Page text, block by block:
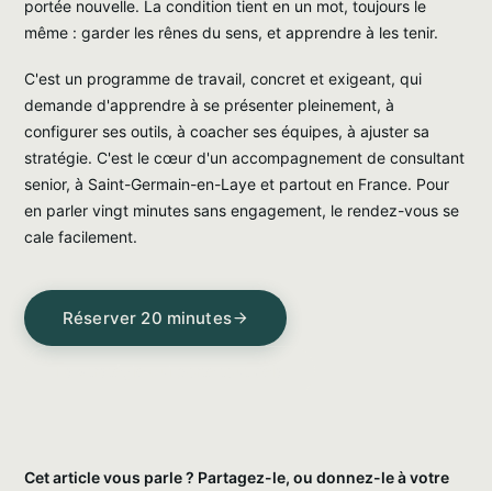
portée nouvelle. La condition tient en un mot, toujours le
même : garder les rênes du sens, et apprendre à les tenir.
C'est un programme de travail, concret et exigeant, qui
demande d'apprendre à se présenter pleinement, à
configurer ses outils, à coacher ses équipes, à ajuster sa
stratégie. C'est le cœur d'un accompagnement de consultant
senior, à Saint-Germain-en-Laye et partout en France. Pour
en parler vingt minutes sans engagement, le rendez-vous se
cale facilement.
Réserver 20 minutes
Cet article vous parle ? Partagez-le, ou donnez-le à votre